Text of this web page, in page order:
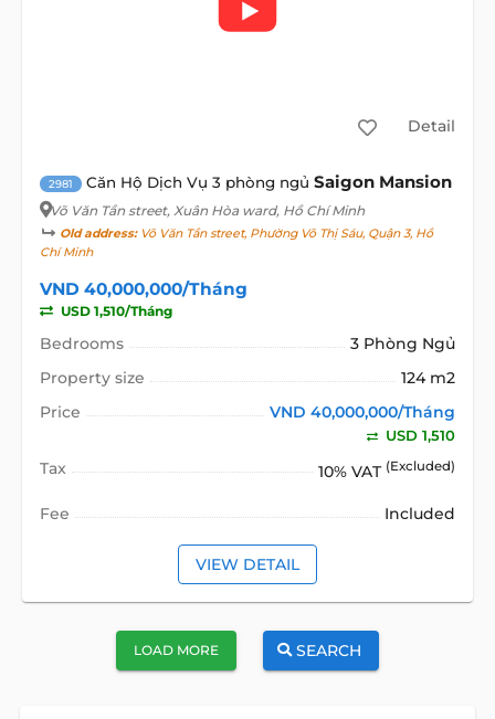
Detail
2981 Căn Hộ Dịch Vụ 3 phòng ngủ Saigon Mansion
Võ Văn Tần street, Xuân Hòa ward, Hồ Chí Minh
Old address:Võ Văn Tần street, Phường Võ Thị Sáu, Quận 3, Hồ
Chí Minh
VND 40,000,000/Tháng
USD 1,510/Tháng
Bedrooms
3 Phòng Ngủ
Property size
124 m2
Price
VND 40,000,000/Tháng
USD 1,510
Tax 10% VAT (Excluded)
Fee Included
VIEW DETAIL
LOAD MORE SEARCH